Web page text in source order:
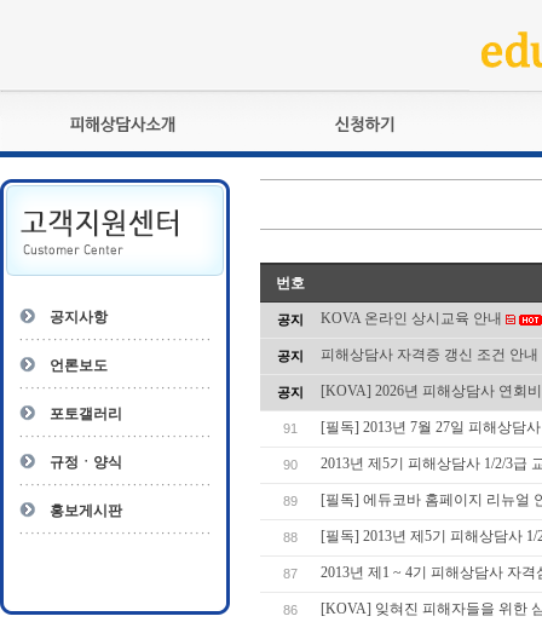
피해상담사란?
자격관리규정
상담사 자격증 확인
- 피해상담사 1급
- 전문수련감독자
- 전문수련기관
교육훈련
자격심사
자격복원
공지사항
언론보도
포토갤러리
규정ㆍ양식
홍보게시판
번호
공지 KOVA 온라인 상시교육 안내
공지 피해상담사 자격증 갱신 조건 안내
공지 [KOVA] 2026년 피해상담사 연회
91 [필독] 2013년 7월 27일 피해상담
90 2013년 제5기 피해상담사 1/2/3급
89 [필독] 에듀코바 홈페이지 리뉴얼
88 [필독] 2013년 제5기 피해상담사
87 2013년 제1 ~ 4기 피해상담사 자
86 [KOVA] 잊혀진 피해자들을 위한